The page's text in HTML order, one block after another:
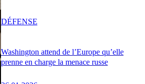
Washington attend de l’Europe qu’elle
prenne en charge la menace russe
DÉFENSE